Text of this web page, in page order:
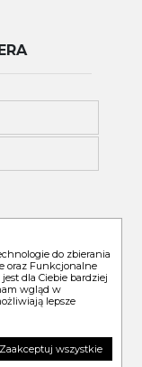
do zbierania
oraz Funkcjonalne
dla Ciebie bardziej
wgląd w
lepsze
Zaakceptuj wszystkie